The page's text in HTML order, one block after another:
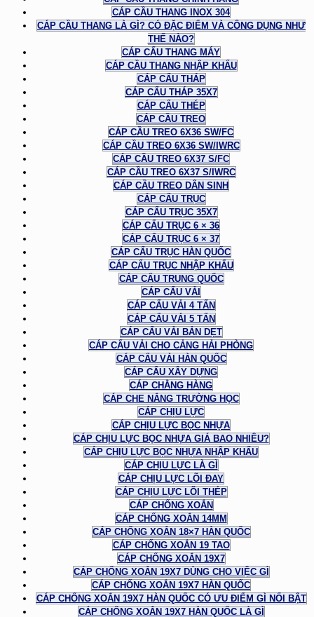
CÁP CẦU THANG INOX 304
CÁP CẦU THANG LÀ GÌ? CÓ ĐẶC ĐIỂM VÀ CÔNG DỤNG NHƯ
THẾ NÀO?
CÁP CẨU THANG MÁY
CÁP CẦU THANG NHẬP KHẨU
CÁP CẨU THÁP
CÁP CẨU THÁP 35X7
CÁP CẨU THÉP
CÁP CẦU TREO
CÁP CẦU TREO 6X36 SW/FC
CÁP CẦU TREO 6X36 SW/IWRC
CÁP CẦU TREO 6X37 S/FC
CÁP CẦU TREO 6X37 S/IWRC
CÁP CẦU TREO DÂN SINH
CÁP CẨU TRỤC
CÁP CẨU TRỤC 35X7
CÁP CẨU TRỤC 6 × 36
CÁP CẨU TRỤC 6 × 37
CÁP CẨU TRỤC HÀN QUỐC
CÁP CẨU TRỤC NHẬP KHẨU
CÁP CẨU TRUNG QUỐC
CÁP CẨU VẢI
CÁP CẨU VẢI 4 TẤN
CÁP CẨU VẢI 5 TẤN
CÁP CẨU VẢI BẢN DẸT
CÁP CẨU VẢI CHO CẢNG HẢI PHÒNG
CÁP CẨU VẢI HÀN QUỐC
CÁP CẨU XÂY DỰNG
CÁP CHẰNG HÀNG
CÁP CHE NẮNG TRƯỜNG HỌC
CÁP CHỊU LỰC
CÁP CHỊU LỰC BỌC NHỰA
CÁP CHỊU LỰC BỌC NHỰA GIÁ BAO NHIÊU?
CÁP CHỊU LỰC BỌC NHỰA NHẬP KHẨU
CÁP CHỊU LỰC LÀ GÌ
CÁP CHỊU LỰC LÕI ĐAY
CÁP CHỊU LỰC LÕI THÉP
CÁP CHỐNG XOẮN
CÁP CHỐNG XOẮN 14MM
CÁP CHỐNG XOẮN 18×7 HÀN QUỐC
CÁP CHỐNG XOẮN 19 TAO
CÁP CHỐNG XOẮN 19X7
CÁP CHỐNG XOẮN 19X7 DÙNG CHO VIỆC GÌ
CÁP CHỐNG XOẮN 19X7 HÀN QUỐC
CÁP CHỐNG XOẮN 19X7 HÀN QUỐC CÓ ƯU ĐIỂM GÌ NỔI BẬT
CÁP CHỐNG XOẮN 19X7 HÀN QUỐC LÀ GÌ